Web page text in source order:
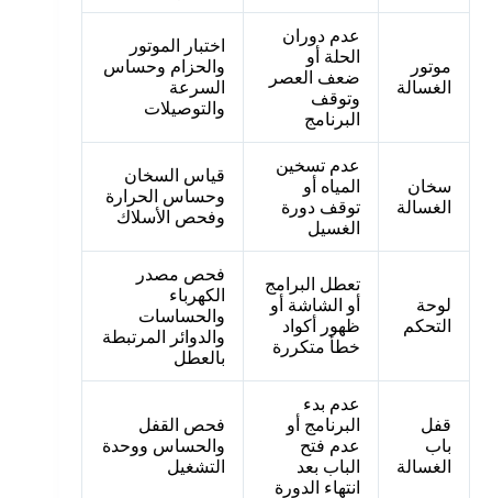
موتور
الغسالة
عدم دوران
الحلة أو
ضعف العصر
وتوقف
البرنامج
اختبار الموتور
والحزام وحساس
السرعة
والتوصيلات
سخان
الغسالة
عدم تسخين
المياه أو
توقف دورة
الغسيل
قياس السخان
وحساس الحرارة
وفحص الأسلاك
لوحة
التحكم
تعطل البرامج
أو الشاشة أو
ظهور أكواد
خطأ متكررة
فحص مصدر
الكهرباء
والحساسات
والدوائر المرتبطة
بالعطل
قفل
باب
الغسالة
عدم بدء
البرنامج أو
عدم فتح
الباب بعد
انتهاء الدورة
فحص القفل
والحساس ووحدة
التشغيل